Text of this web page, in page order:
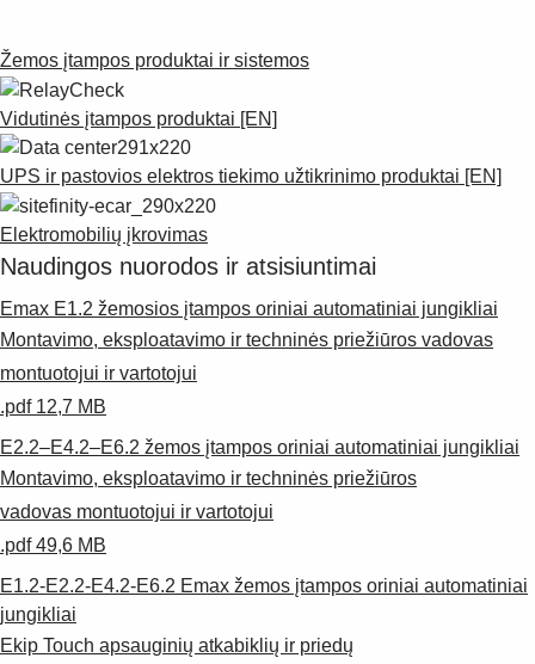
Suggestions
Products
See more products
Shopping list preview
0
Žemos įtampos produktai ir sistemos
Vidutinės įtampos produktai [EN]
UPS ir pastovios elektros tiekimo užtikrinimo produktai [EN]
Elektromobilių įkrovimas
Naudingos nuorodos ir atsisiuntimai
Emax E1.2 žemosios įtampos oriniai automatiniai jungikliai
Montavimo, eksploatavimo ir techninės priežiūros vadovas
montuotojui ir vartotojui
.pdf 12,7 MB
E2.2–E4.2–E6.2 žemos įtampos oriniai automatiniai jungikliai
Montavimo, eksploatavimo ir techninės priežiūros
vadovas montuotojui ir vartotojui
.pdf 49,6 MB
E1.2-E2.2-E4.2-E6.2 Emax žemos įtampos oriniai automatiniai
jungikliai
Ekip Touch apsauginių atkabiklių ir priedų